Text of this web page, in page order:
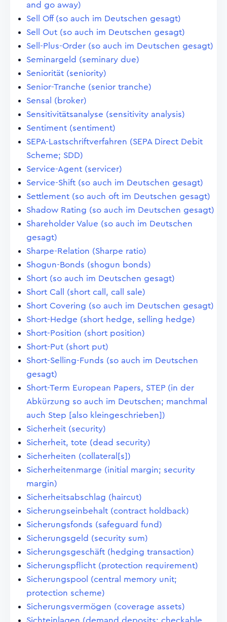
and go away)
Sell Off (so auch im Deutschen gesagt)
Sell Out (so auch im Deutschen gesagt)
Sell-Plus-Order (so auch im Deutschen gesagt)
Seminargeld (seminary due)
Seniorität (seniority)
Senior-Tranche (senior tranche)
Sensal (broker)
Sensitivitätsanalyse (sensitivity analysis)
Sentiment (sentiment)
SEPA-Lastschriftverfahren (SEPA Direct Debit
Scheme; SDD)
Service-Agent (servicer)
Service-Shift (so auch im Deutschen gesagt)
Settlement (so auch oft im Deutschen gesagt)
Shadow Rating (so auch im Deutschen gesagt)
Shareholder Value (so auch im Deutschen
gesagt)
Sharpe-Relation (Sharpe ratio)
Shogun-Bonds (shogun bonds)
Short (so auch im Deutschen gesagt)
Short Call (short call, call sale)
Short Covering (so auch im Deutschen gesagt)
Short-Hedge (short hedge, selling hedge)
Short-Position (short position)
Short-Put (short put)
Short-Selling-Funds (so auch im Deutschen
gesagt)
Short-Term European Papers, STEP (in der
Abkürzung so auch im Deutschen; manchmal
auch Step [also kleingeschrieben])
Sicherheit (security)
Sicherheit, tote (dead security)
Sicherheiten (collateral[s])
Sicherheitenmarge (initial margin; security
margin)
Sicherheitsabschlag (haircut)
Sicherungseinbehalt (contract holdback)
Sicherungsfonds (safeguard fund)
Sicherungsgeld (security sum)
Sicherungsgeschäft (hedging transaction)
Sicherungspflicht (protection requirement)
Sicherungspool (central memory unit;
protection scheme)
Sicherungsvermögen (coverage assets)
Sichteinlagen (demand deposits; checkable